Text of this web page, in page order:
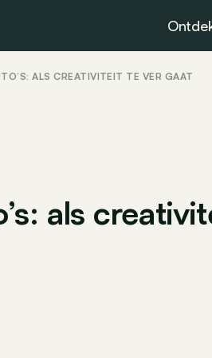
ALS CREATIVITEIT TE VER GAAT
als